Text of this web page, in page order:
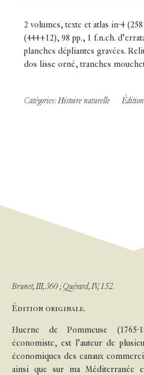
2 volumes, texte et atlas in-4
(444+12), 98 pp., 1 f.n.ch.
planches dépliantes gravées.
dos lisse orné, tranches
Catégories:Histoire naturelle
Brunet, III, 360 ; Quérard, IV, 152.
Édition originale.
Huerne de Pommeuse
économiste, est l’auteur de
économiques des canaux
ainsi que sur ma Méditerranée